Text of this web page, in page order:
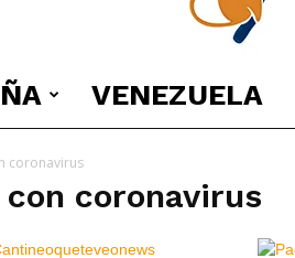
VENEZUELA
coronavirus
coronavirus